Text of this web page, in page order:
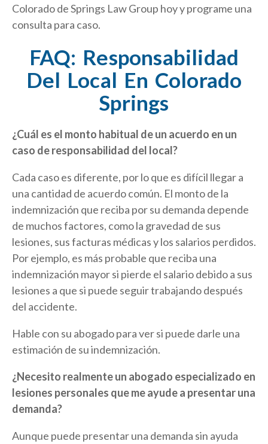
Colorado de Springs Law Group hoy y programe una
consulta para caso.
FAQ: Responsabilidad
Del Local En Colorado
Springs
¿Cuál es el monto habitual de un acuerdo en un
caso de responsabilidad del local?
Cada caso es diferente, por lo que es difícil llegar a
una cantidad de acuerdo común. El monto de la
indemnización que reciba por su demanda depende
de muchos factores, como la gravedad de sus
lesiones, sus facturas médicas y los salarios perdidos.
Por ejemplo, es más probable que reciba una
indemnización mayor si pierde el salario debido a sus
lesiones a que si puede seguir trabajando después
del accidente.
Hable con su abogado para ver si puede darle una
estimación de su indemnización.
¿Necesito realmente un abogado especializado en
lesiones personales que me ayude a presentar una
demanda?
Aunque puede presentar una demanda sin ayuda